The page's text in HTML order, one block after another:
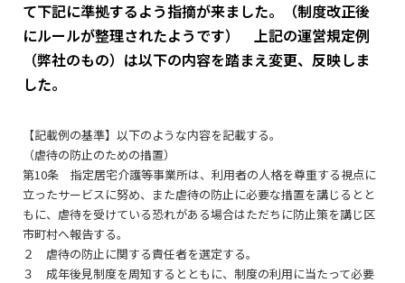
て下記に準拠するよう指摘が来ました。（制度改正後
にルールが整理されたようです） 上記の運営規定例
（弊社のもの）は以下の内容を踏まえ変更、反映しま
した。
【記載例の基準】以下のような内容を記載する。
（虐待の防止のための措置）
第10条 指定居宅介護等事業所は、利用者の人格を尊重する視点に
立ったサービスに努め、また虐待の防止に必要な措置を講じるとと
もに、虐待を受けている恐れがある場合はただちに防止策を講じ区
市町村へ報告する。
２ 虐待の防止に関する責任者を選定する。
３ 成年後見制度を周知するとともに、制度の利用に当たって必要